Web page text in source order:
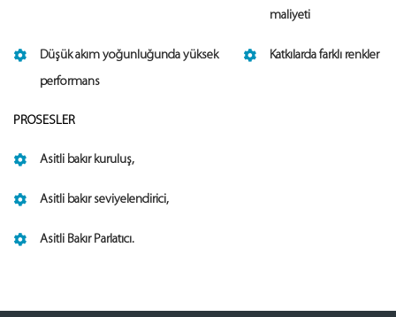
maliyeti
Düşük akım yoğunluğunda yüksek
performans
Katkılarda farklı renkler
PROSESLER
Asitli bakır kuruluş,
Asitli bakır seviyelendirici,
Asitli Bakır Parlatıcı.